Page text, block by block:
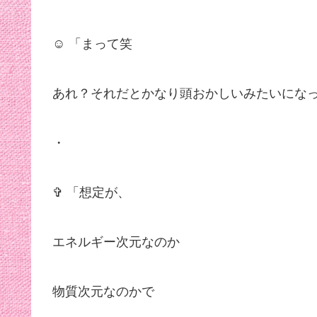
☺︎ 「まって笑
あれ？それだとかなり頭おかしいみたいにな
・
✞ 「想定が、
エネルギー次元なのか
物質次元なのかで